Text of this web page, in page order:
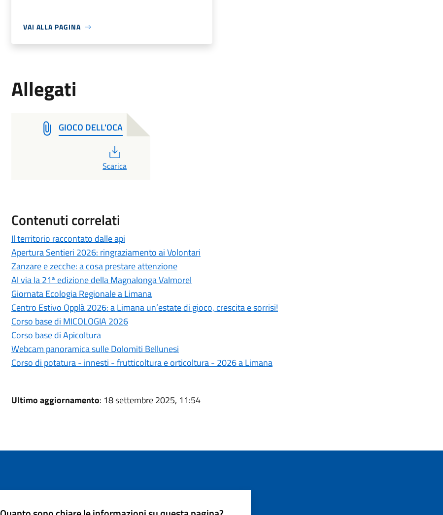
VAI ALLA PAGINA
Allegati
GIOCO DELL'OCA
Scarica
Contenuti correlati
Il territorio raccontato dalle api
Apertura Sentieri 2026: ringraziamento ai Volontari
Zanzare e zecche: a cosa prestare attenzione
Al via la 21ª edizione della Magnalonga Valmorel
Giornata Ecologia Regionale a Limana
Centro Estivo Opplà 2026: a Limana un’estate di gioco, crescita e sorrisi!
Corso base di MICOLOGIA 2026
Corso base di Apicoltura
Webcam panoramica sulle Dolomiti Bellunesi
Corso di potatura - innesti - frutticoltura e orticoltura - 2026 a Limana
Ultimo aggiornamento: 18 settembre 2025, 11:54